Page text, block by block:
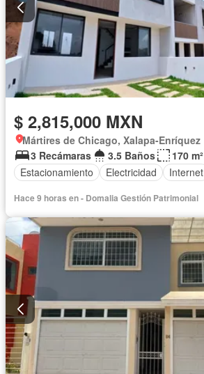
$ 2,815,000 MXN
Mártires de Chicago, Xalapa-Enríquez
3 Recámaras
3.5 Baños
170 m²
Estacionamiento
Electricidad Internet
Hace 9 horas en - Domalia Gestión Patrimonial